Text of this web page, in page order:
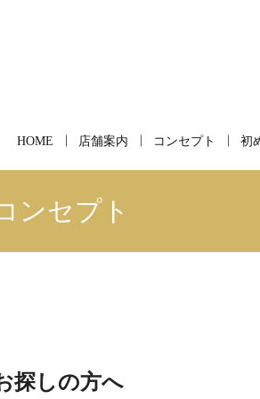
HOME 店舗案内 コンセプト 初
ンセプト
探しの方へ